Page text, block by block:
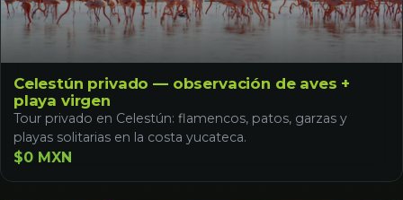
Celestún privado — observación de aves +
playa virgen
Tour privado en Celestún: flamencos, patos, garzas y
playas solitarias en la costa yucateca.
$0 MXN